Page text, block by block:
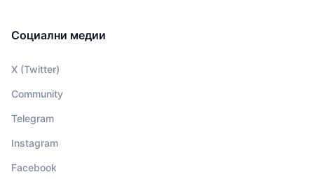
Социални медии
X (Twitter)
Community
Telegram
Instagram
Facebook